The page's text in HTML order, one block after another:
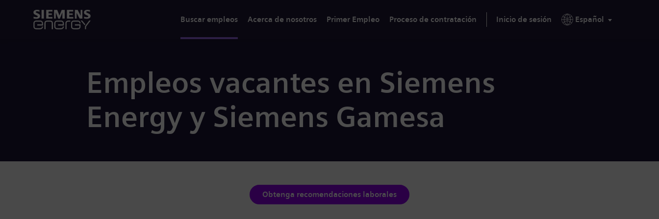
Buscar empleos Acerca de nosotros Primer Empleo Proceso de contratación Inicio de sesión Español
Empleos vacantes en Siemens
Energy y Siemens Gamesa
Obtenga recomendaciones laborales